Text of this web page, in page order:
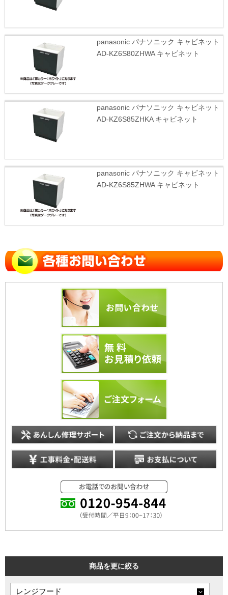
panasonic パナソニック キャビネット
AD-KZ6S80ZHWA キャビネット
panasonic パナソニック キャビネット
AD-KZ6S85ZHKA キャビネット
panasonic パナソニック キャビネット
AD-KZ6S85ZHWA キャビネット
商品を更に絞る